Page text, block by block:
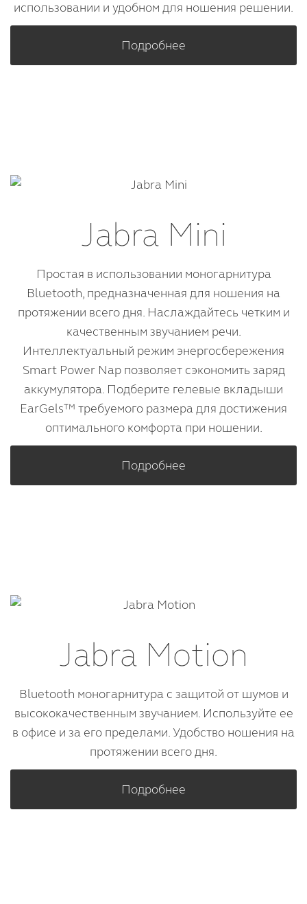
использовании и удобном для ношения решении.
Подробнее
Jabra Mini
Простая в использовании моногарнитура
Bluetooth, предназначенная для ношения на
протяжении всего дня. Наслаждайтесь четким и
качественным звучанием речи.
Интеллектуальный режим энергосбережения
Smart Power Nap позволяет сэкономить заряд
аккумулятора. Подберите гелевые вкладыши
EarGels™ требуемого размера для достижения
оптимального комфорта при ношении.
Подробнее
Jabra Motion
Bluetooth моногарнитура с защитой от шумов и
высококачественным звучанием. Используйте ее
в офисе и за его пределами. Удобство ношения на
протяжении всего дня.
Подробнее